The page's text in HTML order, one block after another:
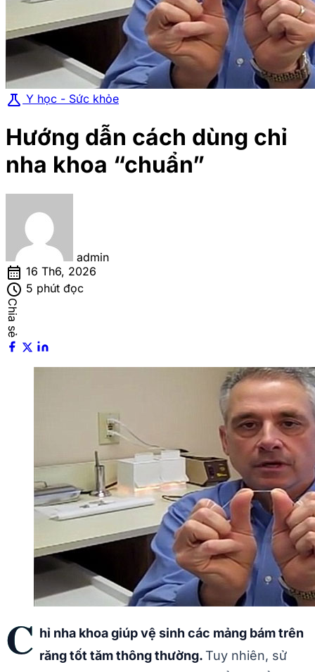
science Y học - Sức khỏe
Hướng dẫn cách dùng chỉ
nha khoa “chuẩn”
admin
calendar_month 16 Th6, 2026
schedule 5 phút đọc
Chia sẻ
C hỉ nha khoa giúp vệ sinh các mảng bám trên
răng tốt tăm thông thường.Tuy nhiên, sử